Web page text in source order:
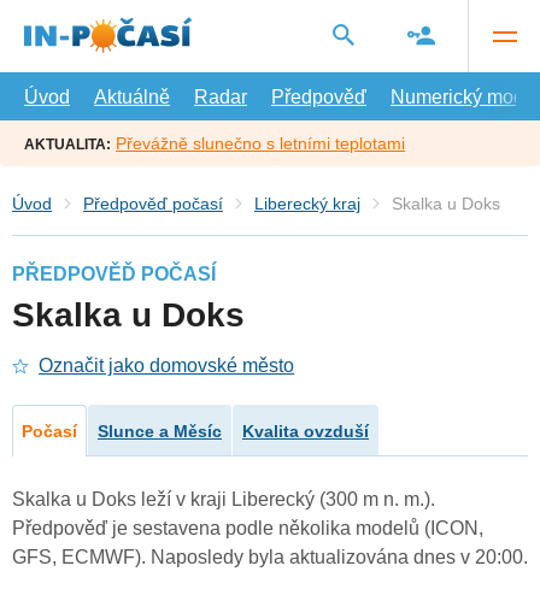
hlavní
Úvod
Aktuálně Radar Předpověď Numerický model
AKTUALITA: Převážně slunečno s letními teplotami
Úvod Předpověď počasí Liberecký kraj Skalka u Doks
PŘEDPOVĚĎ POČASÍ
Skalka u Doks
Označit jako domovské město
Počasí Slunce a Měsíc Kvalita ovzduší
Skalka u Doks leží v kraji Liberecký (300 m n. m.).
Předpověď je sestavena podle několika modelů (ICON,
GFS, ECMWF). Naposledy byla aktualizována dnes v 20:00.